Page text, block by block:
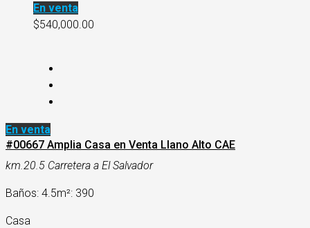
En venta
$540,000.00
En venta
#00667 Amplia Casa en Venta Llano Alto CAE
km.20.5 Carretera a El Salvador
Baños: 4.5m²: 390
Casa